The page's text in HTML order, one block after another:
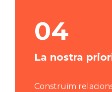
04
La nostra
Construïm